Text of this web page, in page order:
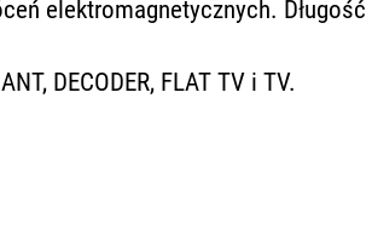
elektromagnetycznych. Długość
DECODER, FLAT TV i TV.